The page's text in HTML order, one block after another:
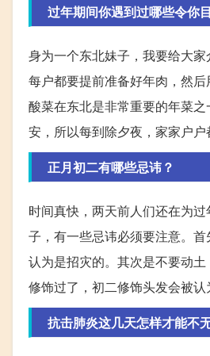
过年期间你遇到过哪些令你
身为一个东北妹子，我要给大
每户都要提前准备好年肉，然
酸菜在东北是非常重要的年菜
安，所以每到除夕夜，家家户户
正月初二有哪些忌讳？
时间真快，两天前人们还在为
子，有一些忌讳必须要注意。
认为是招灾的。其次是不要动
修饰过了，初二修饰头发会被认
抗击肺炎这几天怎样才能不